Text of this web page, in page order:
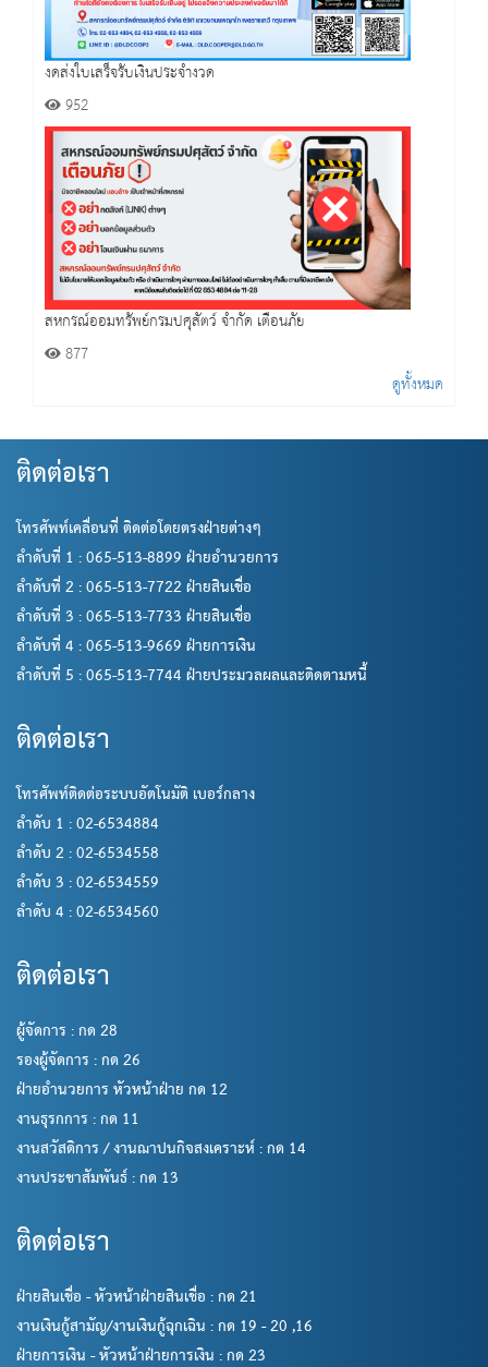
งดส่งใบเสร็จรับเงินประจำงวด
952
สหกรณ์ออมทรัพย์กรมปศุสัตว์ จำกัด เตือนภัย
877
ดูทั้งหมด
ติดต่อเรา
โทรศัพท์เคลื่อนที่ ติดต่อโดยตรงฝ่ายต่างๆ
ลำดับที่ 1 : 065-513-8899 ฝ่ายอำนวยการ
ลำดับที่ 2 : 065-513-7722 ฝ่ายสินเชื่อ
ลำดับที่ 3 : 065-513-7733 ฝ่ายสินเชื่อ
ลำดับที่ 4 : 065-513-9669 ฝ่ายการเงิน
ลำดับที่ 5 : 065-513-7744 ฝ่ายประมวลผลและติดตามหนี้
ติดต่อเรา
โทรศัพท์ติดต่อระบบอัตโนมัติ เบอร์กลาง
ลำดับ 1 : 02-6534884
ลำดับ 2 : 02-6534558
ลำดับ 3 : 02-6534559
ลำดับ 4 : 02-6534560
ติดต่อเรา
ผู้จัดการ : กด 28
รองผู้จัดการ : กด 26
ฝ่ายอำนวยการ หัวหน้าฝ่าย กด 12
งานธุรกการ : กด 11
งานสวัสดิการ / งานฌาปนกิจสงเคราะห์ : กด 14
งานประชาสัมพันธ์ : กด 13
ติดต่อเรา
ฝ่ายสินเชื่อ - หัวหน้าฝ่ายสินเชื่อ : กด 21
งานเงินกู้สามัญ/งานเงินกู้ฉุกเฉิน : กด 19 - 20 ,16
ฝ่ายการเงิน - หัวหน้าฝ่ายการเงิน : กด 23